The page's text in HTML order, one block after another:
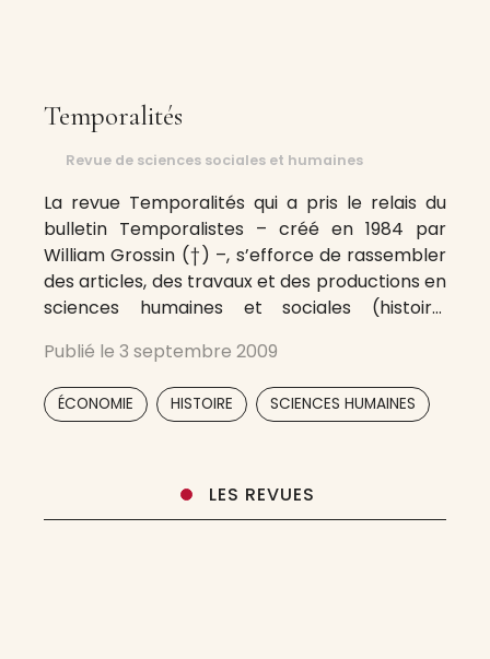
Temporalités
Revue de sciences sociales et humaines
La revue Temporalités qui a pris le relais du
bulletin Temporalistes – créé en 1984 par
William Grossin (†) –, s’efforce de rassembler
des articles, des travaux et des productions en
sciences humaines et sociales (histoire,
anthropologie, psychologie, linguistique, droit…)
qui incluent des analyses de données
temporelles, confrontent des conceptions,
Publié le 3 septembre 2009
ÉCONOMIE HISTOIRE SCIENCES HUMAINES
LES REVUES